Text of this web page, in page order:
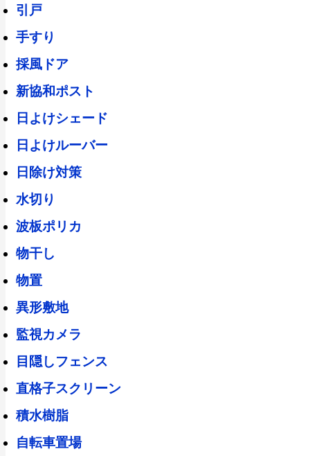
引戸
手すり
採風ドア
新協和ポスト
日よけシェード
日よけルーバー
日除け対策
水切り
波板ポリカ
物干し
物置
異形敷地
監視カメラ
目隠しフェンス
直格子スクリーン
積水樹脂
自転車置場